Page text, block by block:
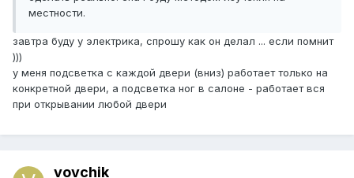
местности.
завтра буду у электрика, спрошу как он делал ... если помнит
)))
у меня подсветка с каждой двери (вниз) работает только на
конкретной двери, а подсветка ног в салоне - работает вся
при открывании любой двери
vovchik